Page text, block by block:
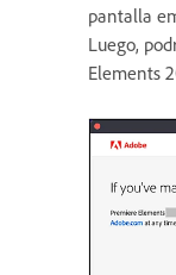
pantalla
Luego,
Elements